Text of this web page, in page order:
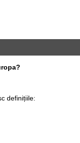
definițiile: